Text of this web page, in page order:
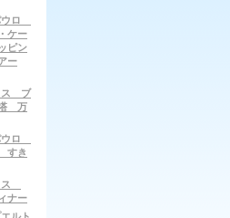
ウロ
ケー
ピン
ー
ス ブ
塔 万
ウロ
すき
ス
ナー